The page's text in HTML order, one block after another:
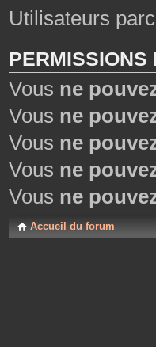
Utilisateurs
PERMISSIONS
Vous ne
Vous ne
Vous ne
Vous ne
Vous ne
Accueil du forum